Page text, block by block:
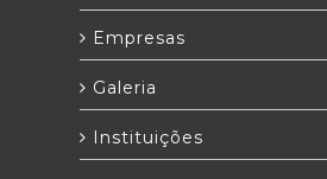
Empresas
Galeria
Instituições